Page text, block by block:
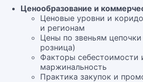
Ценообразование и
Ценовые уровни и
и регионам
Цены по звеньям
розница)
Факторы себестоимости
маржинальность
Практика закупок и